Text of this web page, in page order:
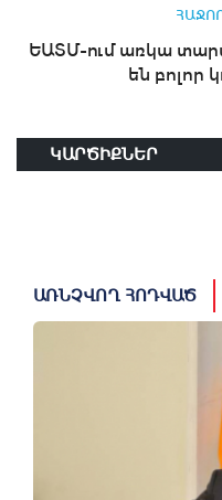
ԵԱՏՄ-ում առկա
են բոլոր
ԿԱՐԾԻՔՆԵՐ
ԱՌՆՉՎՈՂ ՀՈԴՎԱԾ